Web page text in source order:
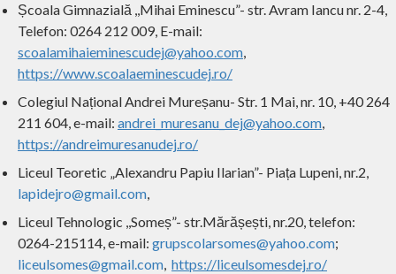
Școala Gimnazială ,,Mihai Eminescu”- str. Avram Iancu nr. 2-4,
Telefon: 0264 212 009, E-mail:
scoalamihaieminescudej@yahoo.com,
https://www.scoalaeminescudej.ro/
Colegiul Național Andrei Mureșanu- Str. 1 Mai, nr. 10, +40 264
211 604, e-mail: andrei_muresanu_dej@yahoo.com,
https://andreimuresanudej.ro/
Liceul Teoretic „Alexandru Papiu Ilarian”- Piața Lupeni, nr.2,
lapidejro@gmail.com,
Liceul Tehnologic ,,Someș”- str.Mărășești, nr.20, telefon:
0264-215114, e-mail: grupscolarsomes@yahoo.com;
liceulsomes@gmail.com, https://liceulsomesdej.ro/